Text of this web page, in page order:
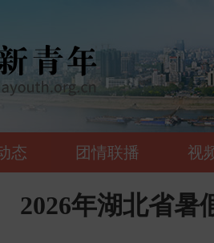
态 团情联播 视
2026年湖北省暑
日] “潮涌三峡 才聚宜昌”——宜昌青
日] 2026年共青团宜昌市委所属事